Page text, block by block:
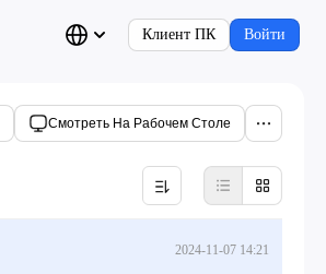
Клиент ПК Войти
Смотреть На Рабочем Столе
2024-11-07 14:21